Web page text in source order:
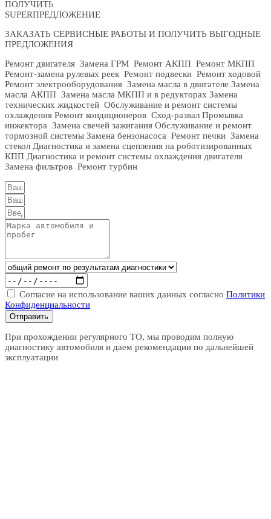
ПОЛУЧИТЬ
SUPERПРЕДЛОЖЕНИЕ
ЗАКАЗАТЬ СЕРВИСНЫЕ РАБОТЫ И ПОЛУЧИТЬ ВЫГОДНЫЕ
ПРЕДЛОЖЕНИЯ
Ремонт двигателя Замена ГРМ Ремонт АКПП Ремонт МКПП
Ремонт-замена рулевых реек Ремонт подвески Ремонт ходовой
Ремонт электрооборудования Замена масла в двигателе Замена
масла АКПП Замена масла МКПП и в редукторах Замена
технических жидкостей Обслуживание и ремонт системы
охлаждения Ремонт кондиционеров Сход-развал Промывка
инжектора Замена свечей зажигания Обслуживание и ремонт
тормозной системы Замена бензонасоса Ремонт печки Замена
стекол Диагностика и замена сцепления на роботизированных
КПП Диагностика и ремонт системы охлаждения двигателя
Замена фильтров Ремонт турбин
Согласие на использование ваших данных согласно Политики
Конфиденциальности
Отправить
При прохождении регулярного ТО, мы проводим полную
диагностику автомобиля и даем рекомендации по дальнейшей
эксплуатации